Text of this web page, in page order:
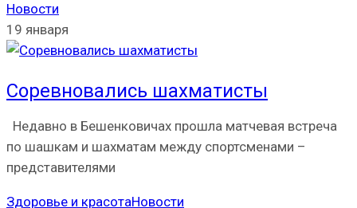
Новости
19 января
Соревновались шахматисты
Недавно в Бешенковичах прошла матчевая встреча
по шашкам и шахматам между спортсменами –
представителями
Здоровье и красотаНовости